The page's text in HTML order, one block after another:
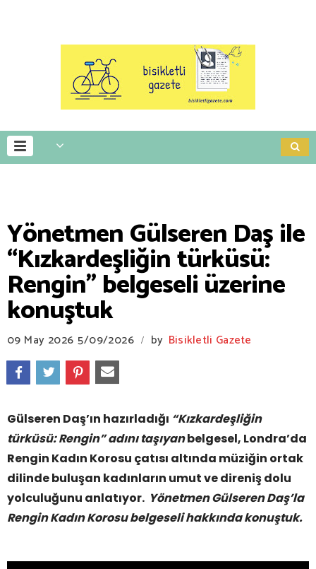
Yönetmen Gülseren Daş ile
“Kızkardeşliğin türküsü:
Rengin” belgeseli üzerine
konuştuk
09 May 2026 5/09/2026 / by Bisikletli Gazete
Gülseren Daş’ın hazırladığı “Kızkardeşliğin
türküsü: Rengin” adını taşıyanbelgesel, Londra’da
Rengin Kadın Korosu çatısı altında müziğin ortak
dilinde buluşan kadınların umut ve direniş dolu
yolculuğunu anlatıyor. Yönetmen Gülseren Daş’la
Rengin Kadın Korosu belgeseli hakkında konuştuk.